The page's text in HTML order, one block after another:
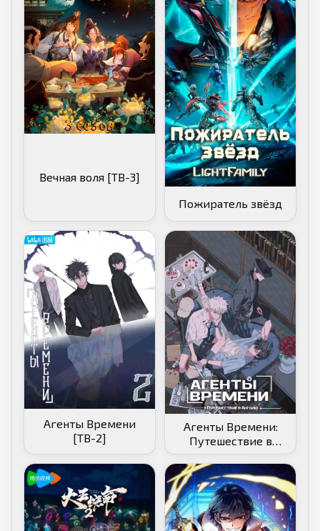
Вечная воля [ТВ-3]
Пожиратель звёзд
Агенты Времени
[ТВ-2]
Агенты Времени:
Путешествие в
Англию